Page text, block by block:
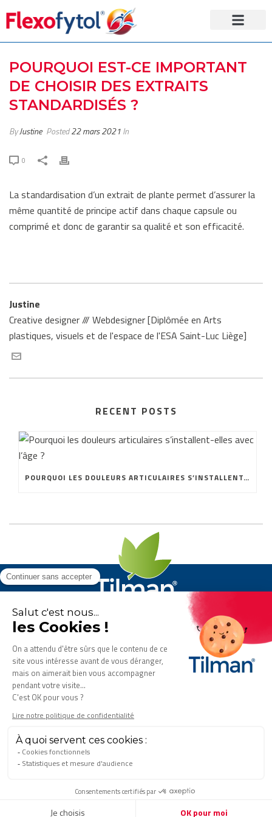
POURQUOI EST-CE IMPORTANT
DE CHOISIR DES EXTRAITS
STANDARDISÉS ?
ByJustine Posted22 mars 2021In
0
La standardisation d’un extrait de plante permet d’assurer la
même quantité de principe actif dans chaque capsule ou
comprimé et donc de garantir sa qualité et son efficacité.
Justine
Creative designer /// Webdesigner [Diplômée en Arts
plastiques, visuels et de l'espace de l'ESA Saint-Luc Liège]
RECENT POSTS
POURQUOI LES DOULEURS ARTICULAIRES S’INSTALLENT-ELLES AVEC L’ÂGE ?
Flexofytolest un produit du laboratoire Tilman
Tous droits réservés. © 2026 Tilman